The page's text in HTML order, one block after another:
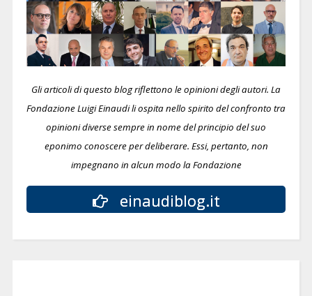
Gli articoli di questo blog riflettono le opinioni degli autori. La
Fondazione Luigi Einaudi li ospita nello spirito del confronto tra
opinioni diverse sempre in nome del principio del suo
eponimo conoscere per deliberare. Essi, pertanto, non
impegnano in alcun modo la Fondazione
einaudiblog.it